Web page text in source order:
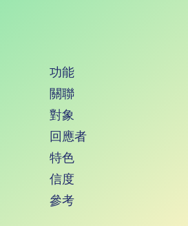
功能
關聯
對象
回應者
特色
信度
參考